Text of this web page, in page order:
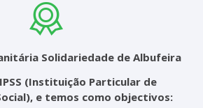
Solidariedade de Albufeira
(Instituição Particular de
e temos como objectivos: